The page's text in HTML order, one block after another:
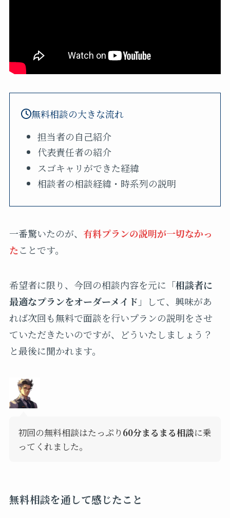
無料相談の大きな流れ
担当者の自己紹介
代表責任者の紹介
スゴキャリができた経緯
相談者の相談経緯・時系列の説明
一番驚いたのが、 有料プランの説明が一切なかっ
たことです。
希望者に限り、今回の相談内容を元に「相談者に
最適なプランをオーダーメイド 」して、興味があ
れば次回も無料で面談を行いプランの説明をさせ
ていただきたいのですが、どういたしましょう？
と最後に聞かれます。
初回の無料相談はたっぷり 60分まるまる相談に乗
ってくれました。
無料相談を通して感じたこと